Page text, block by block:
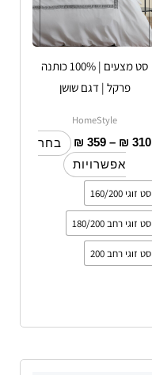
סט מצעים | 100% כותנה
פרקל | דגם שושן
HomeStyle
₪ 310
–
₪ 359
בחר
אפשרויות
לבחור
את
האפשרויות
בעמוד
המוצר
סט זוגי 160/200
סט זוגי רחב 180/200
סט זוגי רחב 200